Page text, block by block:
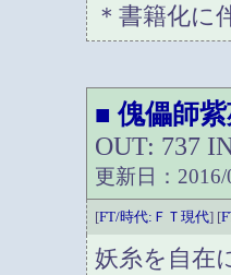
＊書籍化に
■ 傀儡師
OUT: 737
更新日：
[FT/時代:ＦＴ現代] [
妖糸を自在